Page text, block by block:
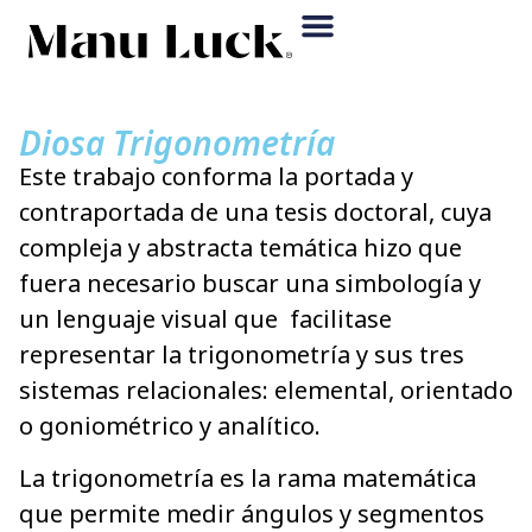
Diosa Trigonometría
Este trabajo conforma la portada y
contraportada de una tesis doctoral, cuya
compleja y abstracta temática hizo que
fuera necesario buscar una simbología y
un lenguaje visual que facilitase
representar la trigonometría y sus tres
sistemas relacionales: elemental, orientado
o goniométrico y analítico.
La trigonometría es la rama matemática
que permite medir ángulos y segmentos